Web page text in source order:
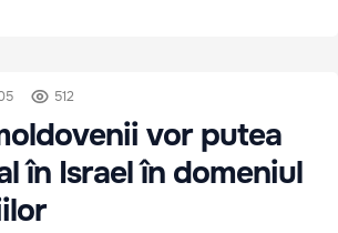
512
vor putea
în Israel în domeniul